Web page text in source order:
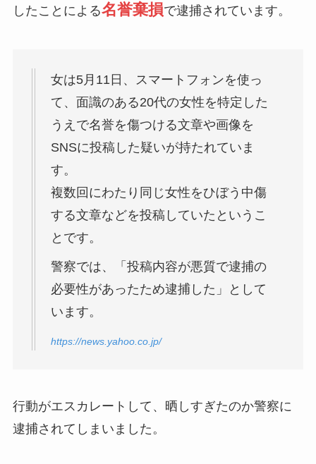
したことによる名誉棄損で逮捕されています。
女は5月11日、スマートフォンを使っ
て、面識のある20代の女性を特定した
うえで名誉を傷つける文章や画像を
SNSに投稿した疑いが持たれていま
す。
複数回にわたり同じ女性をひぼう中傷
する文章などを投稿していたというこ
とです。
警察では、「投稿内容が悪質で逮捕の
必要性があったため逮捕した」として
います。
https://news.yahoo.co.jp/
行動がエスカレートして、晒しすぎたのか警察に
逮捕されてしまいました。